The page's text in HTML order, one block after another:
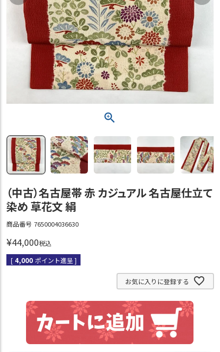
（中古）名古屋帯 赤 カジュアル 名古屋仕立て
染め 草花文 絹
商品番号 7650004036630
¥44,000税込
[ 4,000 ポイント進呈 ]
お気に入りに登録する